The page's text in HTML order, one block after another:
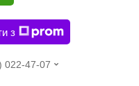
з
022-47-07